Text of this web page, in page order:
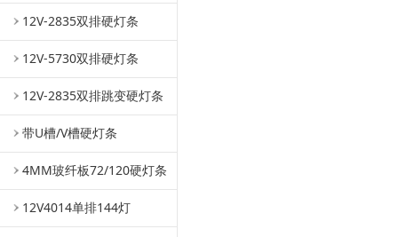
12V-2835双排硬灯条
12V-5730双排硬灯条
12V-2835双排跳变硬灯条
带U槽/V槽硬灯条
4MM玻纤板72/120硬灯条
12V4014单排144灯